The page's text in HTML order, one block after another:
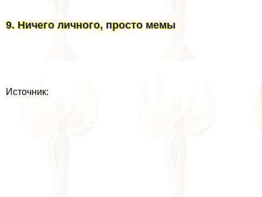
9. Ничего личного, просто мемы
Источник: